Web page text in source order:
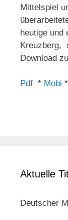
Mittelspiel
heutige und
Kreuzberg,
Download
Pdf * Mobi *
Aktuelle
Deutscher